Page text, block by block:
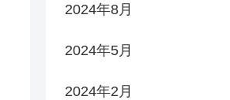
2024年8月
2024年5月
2024年2月